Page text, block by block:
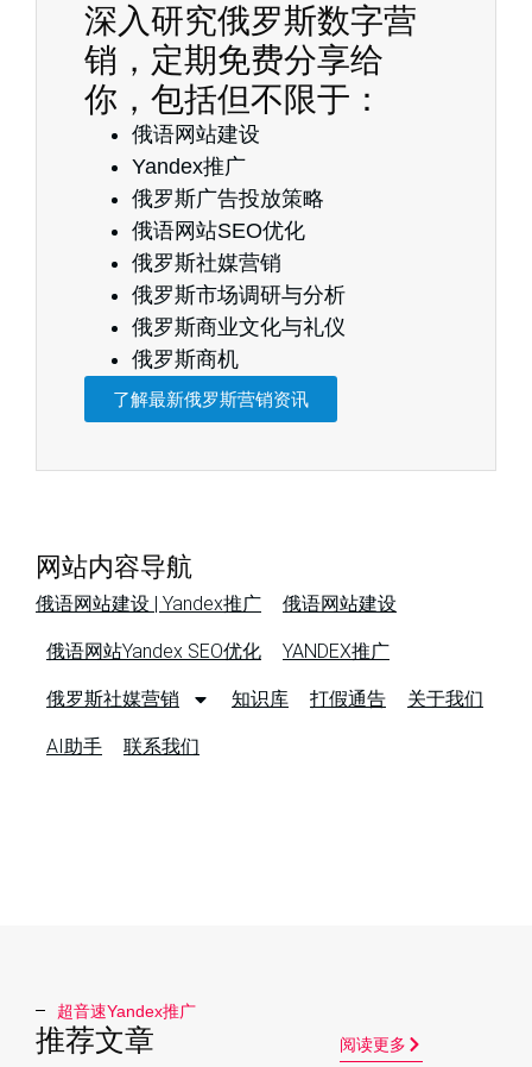
深入研究俄罗斯数字营
销，定期免费分享给
你，包括但不限于：
俄语网站建设
Yandex推广
俄罗斯广告投放策略
俄语网站SEO优化
俄罗斯社媒营销
俄罗斯市场调研与分析
俄罗斯商业文化与礼仪
俄罗斯商机
了解最新俄罗斯营销资讯
网站内容导航
俄语网站建设 | Yandex推广 俄语网站建设
俄语网站Yandex SEO优化 YANDEX推广
俄罗斯社媒营销 知识库 打假通告 关于我们
AI助手 联系我们
超音速Yandex推广​
推荐文章 阅读更多